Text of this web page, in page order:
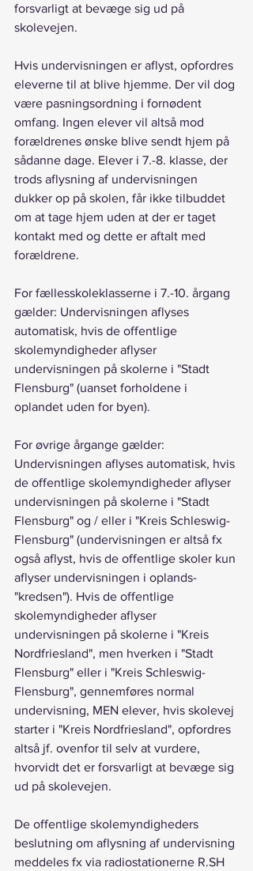
forsvarligt at bevæge sig ud på
skolevejen.
Hvis undervisningen er aflyst, opfordres
eleverne til at blive hjemme. Der vil dog
være pasningsordning i fornødent
omfang. Ingen elever vil altså mod
forældrenes ønske blive sendt hjem på
sådanne dage. Elever i 7.-8. klasse, der
trods aflysning af undervisningen
dukker op på skolen, får ikke tilbuddet
om at tage hjem uden at der er taget
kontakt med og dette er aftalt med
forældrene.
For fællesskoleklasserne i 7.-10. årgang
gælder: Undervisningen aflyses
automatisk, hvis de offentlige
skolemyndigheder aflyser
undervisningen på skolerne i "Stadt
Flensburg" (uanset forholdene i
oplandet uden for byen).
For øvrige årgange gælder:
Undervisningen aflyses automatisk, hvis
de offentlige skolemyndigheder aflyser
undervisningen på skolerne i "Stadt
Flensburg" og / eller i "Kreis Schleswig-
Flensburg" (undervisningen er altså fx
også aflyst, hvis de offentlige skoler kun
aflyser undervisningen i oplands-
"kredsen"). Hvis de offentlige
skolemyndigheder aflyser
undervisningen på skolerne i "Kreis
Nordfriesland", men hverken i "Stadt
Flensburg" eller i "Kreis Schleswig-
Flensburg", gennemføres normal
undervisning, MEN elever, hvis skolevej
starter i "Kreis Nordfriesland", opfordres
altså jf. ovenfor til selv at vurdere,
hvorvidt det er forsvarligt at bevæge sig
ud på skolevejen.
De offentlige skolemyndigheders
beslutning om aflysning af undervisning
meddeles fx via radiostationerne R.SH